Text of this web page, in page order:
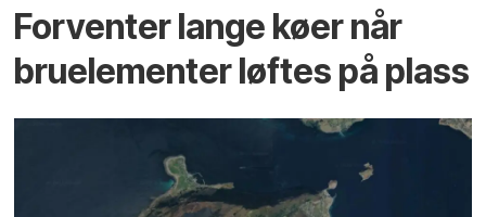
Forventer lange køer når
bru­elementer løftes på plass